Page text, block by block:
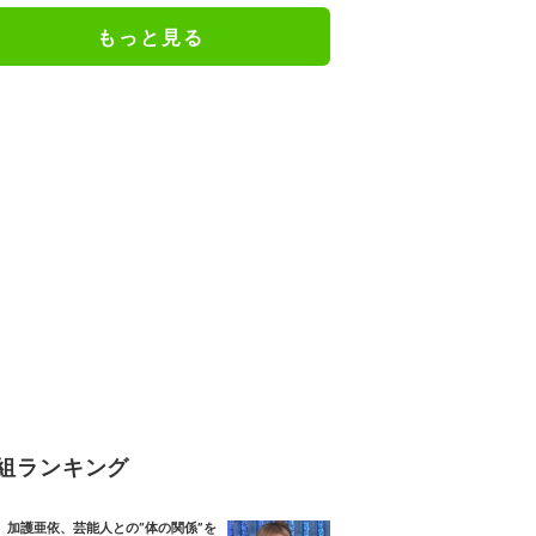
もっと見る
ランキング
加護亜依、芸能人との“体の関係”を